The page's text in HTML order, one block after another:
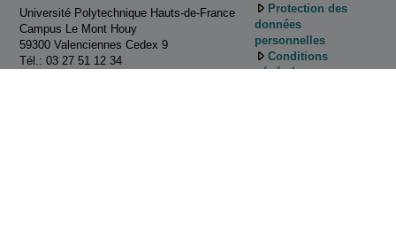
Université Polytechnique Hauts-de-France
Campus Le Mont Houy
59300 Valenciennes Cedex 9
Tél.: 03 27 51 12 34
Protection des
données
personnelles
Conditions
générales